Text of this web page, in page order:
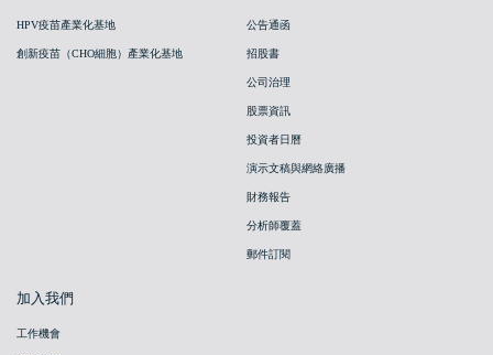
HPV疫苗產業化基地
創新疫苗（CHO細胞）產業化基地
公告通函
招股書
公司治理
股票資訊
投資者日曆
演示文稿與網絡廣播
財務報告
分析師覆蓋
郵件訂閱
加入我們
工作機會